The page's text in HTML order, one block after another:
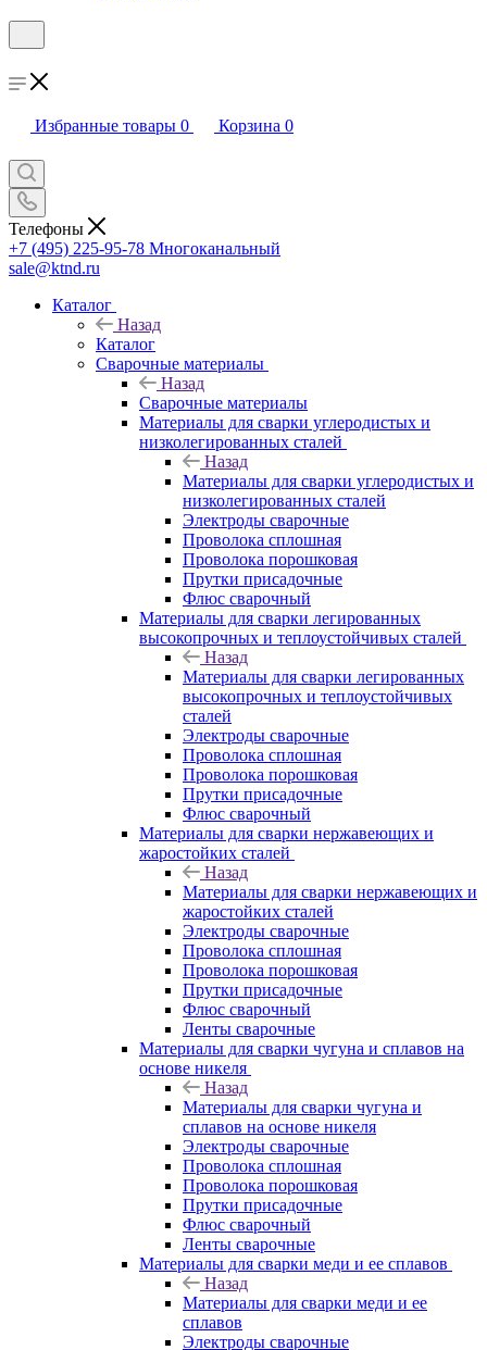
Избранные товары 0 Корзина 0
Телефоны
+7 (495) 225-95-78 Многоканальный
sale@ktnd.ru
Каталог
Назад
Каталог
Сварочные материалы
Назад
Сварочные материалы
Материалы для сварки углеродистых и
низколегированных сталей
Назад
Материалы для сварки углеродистых и
низколегированных сталей
Электроды сварочные
Проволока сплошная
Проволока порошковая
Прутки присадочные
Флюс сварочный
Материалы для сварки легированных
высокопрочных и теплоустойчивых сталей
Назад
Материалы для сварки легированных
высокопрочных и теплоустойчивых
сталей
Электроды сварочные
Проволока сплошная
Проволока порошковая
Прутки присадочные
Флюс сварочный
Материалы для сварки нержавеющих и
жаростойких сталей
Назад
Материалы для сварки нержавеющих и
жаростойких сталей
Электроды сварочные
Проволока сплошная
Проволока порошковая
Прутки присадочные
Флюс сварочный
Ленты сварочные
Материалы для сварки чугуна и сплавов на
основе никеля
Назад
Материалы для сварки чугуна и
сплавов на основе никеля
Электроды сварочные
Проволока сплошная
Проволока порошковая
Прутки присадочные
Флюс сварочный
Ленты сварочные
Материалы для сварки меди и ее сплавов
Назад
Материалы для сварки меди и ее
сплавов
Электроды сварочные